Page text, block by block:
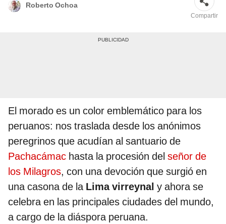
Roberto Ochoa
Compartir
El morado es un color emblemático para los
peruanos: nos traslada desde los anónimos
peregrinos que acudían al santuario de
Pachacámac hasta la procesión del señor de
los Milagros, con una devoción que surgió en
una casona de laLima virreynal y ahora se
celebra en las principales ciudades del mundo,
a cargo de la diáspora peruana.